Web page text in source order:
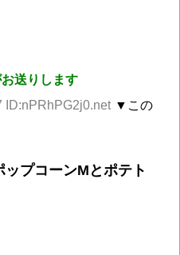
送りします
ID:nPRhPG2j0.net ▼この
プコーンMとポテト